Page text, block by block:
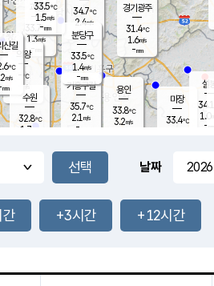
과천
33.7℃
1.3m/s
- mm
-mm
-mm
용인
33.8℃
3.2m/s
경기광주
31.4℃
1.6m/s
-mm
33.4℃
2.0m/s
-mm
마장
33.4℃
의왕
- ℃
m/s
mm
설봉
34.1
1.0
- mm
-mm
34.7℃
2.4m/s
-mm
33.5℃
1.5m/s
-mm
기흥구갈
35.7℃
2.1 m/s
-
산길
℃
m/s
mm
분당구
33.5℃
1.4m/s
-mm
수원
32.8℃
1.7 m/s
날짜
+3시간 +12시간